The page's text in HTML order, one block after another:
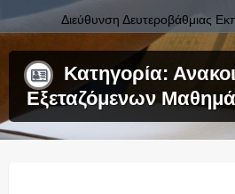
Διεύθυνση Δευτεροβάθμιας
Κατηγορία:
Εξεταζόμενων